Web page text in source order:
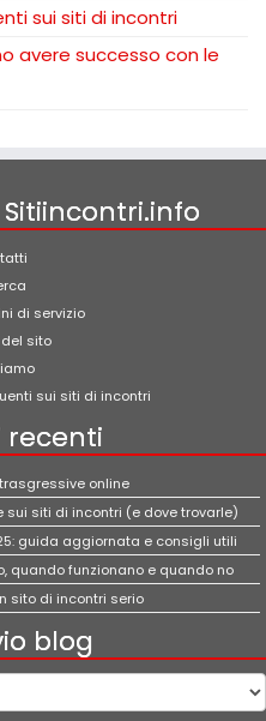
sui siti di incontri
avere successo con le
di servizio
sito
sui siti di incontri
recenti
online
sui siti di incontri (e dove trovarle)
guida aggiornata e consigli utili
quando funzionano e quando no
sito di incontri serio
blog